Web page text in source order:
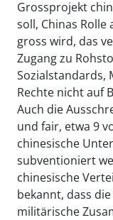
Grossprojekt
soll, Chinas
gross wird, das
Zugang zu
Sozialstandards,
Rechte nicht auf
Auch die
und fair, etwa 9
chinesische
subventioniert
chinesische
bekannt, dass
militärische